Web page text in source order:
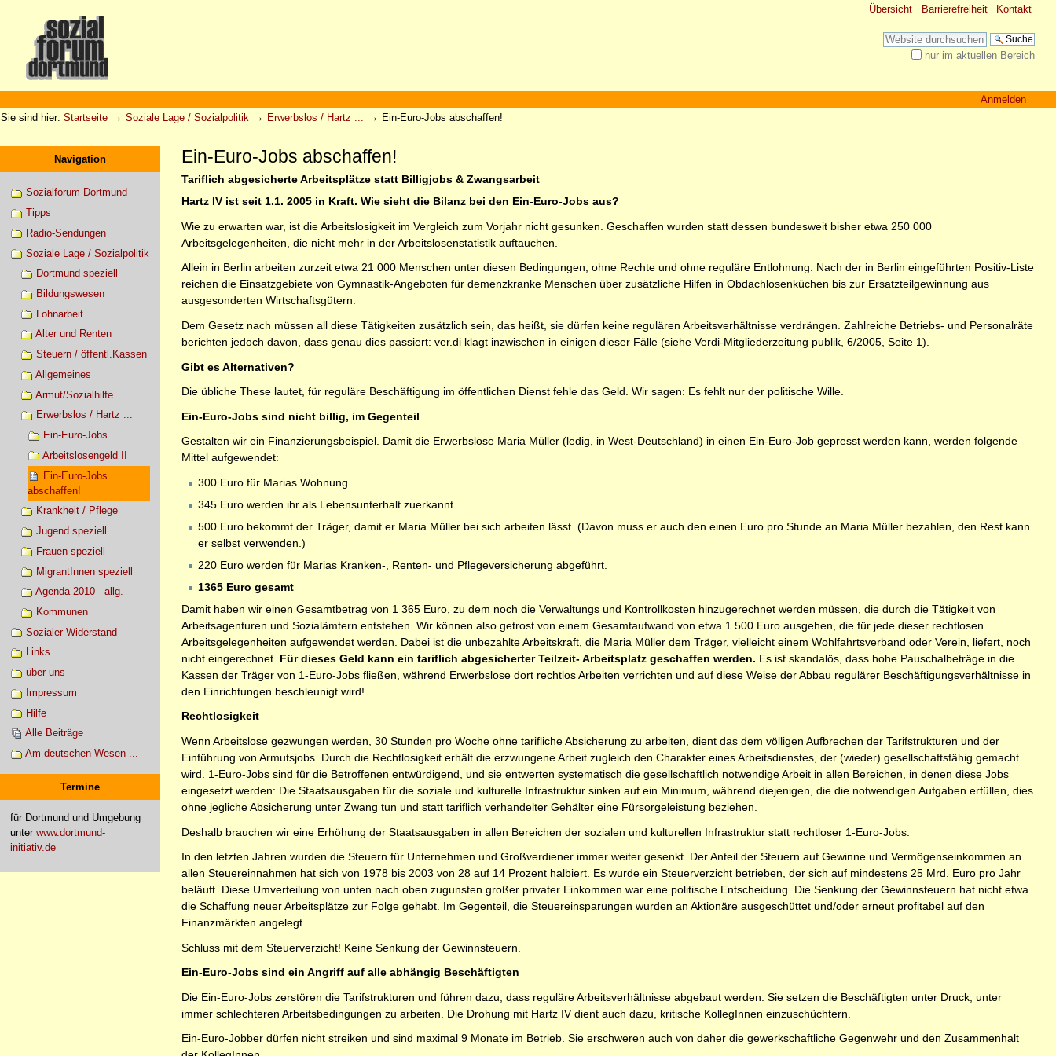
Übersicht Barrierefreiheit Kontakt
Website durchsuchen
nur im aktuellen Bereich
Werkzeuge
Anmelden
Sie sind hier: Startseite → Soziale Lage / Sozialpolitik → Erwerbslos / Hartz ... → Ein-Euro-Jobs abschaffen!
Navigation
Sozialforum Dortmund
Tipps
Radio-Sendungen
Soziale Lage / Sozialpolitik
Dortmund speziell
Bildungswesen
Lohnarbeit
Alter und Renten
Steuern / öffentl.Kassen
Allgemeines
Armut/Sozialhilfe
Erwerbslos / Hartz ...
Ein-Euro-Jobs
Arbeitslosengeld II
Ein-Euro-Jobs
abschaffen!
Krankheit / Pflege
Jugend speziell
Frauen speziell
MigrantInnen speziell
Agenda 2010 - allg.
Kommunen
Sozialer Widerstand
Links
über uns
Impressum
Hilfe
Alle Beiträge
Am deutschen Wesen ...
Termine
für Dortmund und Umgebung
unter www.dortmund-
initiativ.de
Ein-Euro-Jobs abschaffen!
Tariflich abgesicherte Arbeitsplätze statt Billigjobs & Zwangsarbeit
Hartz IV ist seit 1.1. 2005 in Kraft. Wie sieht die Bilanz bei den Ein-Euro-Jobs aus?
Wie zu erwarten war, ist die Arbeitslosigkeit im Vergleich zum Vorjahr nicht gesunken. Geschaffen wurden statt dessen bundesweit bisher etwa 250 000
Arbeitsgelegenheiten, die nicht mehr in der Arbeitslosenstatistik auftauchen.
Allein in Berlin arbeiten zurzeit etwa 21 000 Menschen unter diesen Bedingungen, ohne Rechte und ohne reguläre Entlohnung. Nach der in Berlin eingeführten Positiv-Liste
reichen die Einsatzgebiete von Gymnastik-Angeboten für demenzkranke Menschen über zusätzliche Hilfen in Obdachlosenküchen bis zur Ersatzteilgewinnung aus
ausgesonderten Wirtschaftsgütern.
Dem Gesetz nach müssen all diese Tätigkeiten zusätzlich sein, das heißt, sie dürfen keine regulären Arbeitsverhältnisse verdrängen. Zahlreiche Betriebs- und Personalräte
berichten jedoch davon, dass genau dies passiert: ver.di klagt inzwischen in einigen dieser Fälle (siehe Verdi-Mitgliederzeitung publik, 6/2005, Seite 1).
Gibt es Alternativen?
Die übliche These lautet, für reguläre Beschäftigung im öffentlichen Dienst fehle das Geld. Wir sagen: Es fehlt nur der politische Wille.
Ein-Euro-Jobs sind nicht billig, im Gegenteil
Gestalten wir ein Finanzierungsbeispiel. Damit die Erwerbslose Maria Müller (ledig, in West-Deutschland) in einen Ein-Euro-Job gepresst werden kann, werden folgende
Mittel aufgewendet:
300 Euro für Marias Wohnung
345 Euro werden ihr als Lebensunterhalt zuerkannt
500 Euro bekommt der Träger, damit er Maria Müller bei sich arbeiten lässt. (Davon muss er auch den einen Euro pro Stunde an Maria Müller bezahlen, den Rest kann
er selbst verwenden.)
220 Euro werden für Marias Kranken-, Renten- und Pflegeversicherung abgeführt.
1365 Euro gesamt
Damit haben wir einen Gesamtbetrag von 1 365 Euro, zu dem noch die Verwaltungs und Kontrollkosten hinzugerechnet werden müssen, die durch die Tätigkeit von
Arbeitsagenturen und Sozialämtern entstehen. Wir können also getrost von einem Gesamtaufwand von etwa 1 500 Euro ausgehen, die für jede dieser rechtlosen
Arbeitsgelegenheiten aufgewendet werden. Dabei ist die unbezahlte Arbeitskraft, die Maria Müller dem Träger, vielleicht einem Wohlfahrtsverband oder Verein, liefert, noch
nicht eingerechnet. Für dieses Geld kann ein tariflich abgesicherter Teilzeit- Arbeitsplatz geschaffen werden. Es ist skandalös, dass hohe Pauschalbeträge in die
Kassen der Träger von 1-Euro-Jobs fließen, während Erwerbslose dort rechtlos Arbeiten verrichten und auf diese Weise der Abbau regulärer Beschäftigungsverhältnisse in
den Einrichtungen beschleunigt wird!
Rechtlosigkeit
Wenn Arbeitslose gezwungen werden, 30 Stunden pro Woche ohne tarifliche Absicherung zu arbeiten, dient das dem völligen Aufbrechen der Tarifstrukturen und der
Einführung von Armutsjobs. Durch die Rechtlosigkeit erhält die erzwungene Arbeit zugleich den Charakter eines Arbeitsdienstes, der (wieder) gesellschaftsfähig gemacht
wird. 1-Euro-Jobs sind für die Betroffenen entwürdigend, und sie entwerten systematisch die gesellschaftlich notwendige Arbeit in allen Bereichen, in denen diese Jobs
eingesetzt werden: Die Staatsausgaben für die soziale und kulturelle Infrastruktur sinken auf ein Minimum, während diejenigen, die die notwendigen Aufgaben erfüllen, dies
ohne jegliche Absicherung unter Zwang tun und statt tariflich verhandelter Gehälter eine Fürsorgeleistung beziehen.
Deshalb brauchen wir eine Erhöhung der Staatsausgaben in allen Bereichen der sozialen und kulturellen Infrastruktur statt rechtloser 1-Euro-Jobs.
In den letzten Jahren wurden die Steuern für Unternehmen und Großverdiener immer weiter gesenkt. Der Anteil der Steuern auf Gewinne und Vermögenseinkommen an
allen Steuereinnahmen hat sich von 1978 bis 2003 von 28 auf 14 Prozent halbiert. Es wurde ein Steuerverzicht betrieben, der sich auf mindestens 25 Mrd. Euro pro Jahr
beläuft. Diese Umverteilung von unten nach oben zugunsten großer privater Einkommen war eine politische Entscheidung. Die Senkung der Gewinnsteuern hat nicht etwa
die Schaffung neuer Arbeitsplätze zur Folge gehabt. Im Gegenteil, die Steuereinsparungen wurden an Aktionäre ausgeschüttet und/oder erneut profitabel auf den
Finanzmärkten angelegt.
Schluss mit dem Steuerverzicht! Keine Senkung der Gewinnsteuern.
Ein-Euro-Jobs sind ein Angriff auf alle abhängig Beschäftigten
Die Ein-Euro-Jobs zerstören die Tarifstrukturen und führen dazu, dass reguläre Arbeitsverhältnisse abgebaut werden. Sie setzen die Beschäftigten unter Druck, unter
immer schlechteren Arbeitsbedingungen zu arbeiten. Die Drohung mit Hartz IV dient auch dazu, kritische KollegInnen einzuschüchtern.
Ein-Euro-Jobber dürfen nicht streiken und sind maximal 9 Monate im Betrieb. Sie erschweren auch von daher die gewerkschaftliche Gegenwehr und den Zusammenhalt